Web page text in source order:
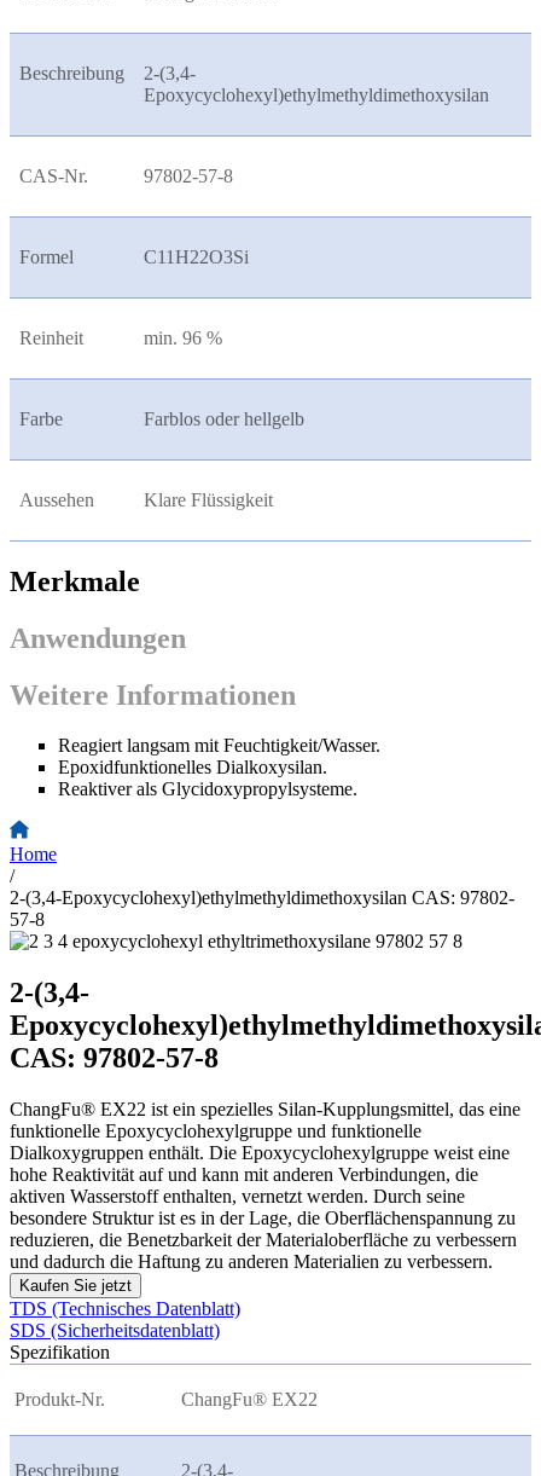
Beschreibung
2-(3,4-
Epoxycyclohexyl)ethylmethyldimethoxysilan
CAS-Nr. 97802-57-8
Formel C11H22O3Si
Reinheit min. 96 %
Farbe Farblos oder hellgelb
Aussehen Klare Flüssigkeit
Merkmale
Anwendungen
Weitere Informationen
Reagiert langsam mit Feuchtigkeit/Wasser.
Epoxidfunktionelles Dialkoxysilan.
Reaktiver als Glycidoxypropylsysteme.
Home
/
2-(3,4-Epoxycyclohexyl)ethylmethyldimethoxysilan CAS: 97802-
57-8
2-(3,4-
CAS: 97802-57-8
ChangFu® EX22 ist ein spezielles Silan-Kupplungsmittel, das eine
funktionelle Epoxycyclohexylgruppe und funktionelle
Dialkoxygruppen enthält. Die Epoxycyclohexylgruppe weist eine
hohe Reaktivität auf und kann mit anderen Verbindungen, die
aktiven Wasserstoff enthalten, vernetzt werden. Durch seine
besondere Struktur ist es in der Lage, die Oberflächenspannung zu
reduzieren, die Benetzbarkeit der Materialoberfläche zu verbessern
und dadurch die Haftung zu anderen Materialien zu verbessern.
Kaufen Sie jetzt
TDS (Technisches Datenblatt)
SDS (Sicherheitsdatenblatt)
Spezifikation
Produkt-Nr. ChangFu® EX22
Beschreibung 2-(3,4-